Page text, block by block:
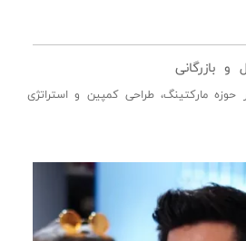
بازرگانی
از 10 سال در حوزه مارکتینگ، طراحی کمپین و استراتژی